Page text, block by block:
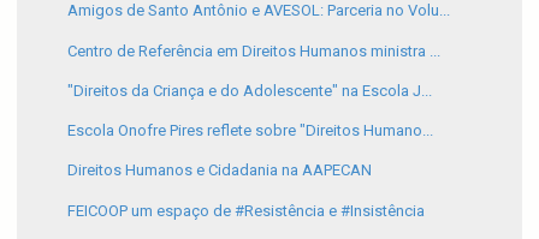
Amigos de Santo Antônio e AVESOL: Parceria no Volu...
Centro de Referência em Direitos Humanos ministra ...
"Direitos da Criança e do Adolescente" na Escola J...
Escola Onofre Pires reflete sobre "Direitos Humano...
Direitos Humanos e Cidadania na AAPECAN
FEICOOP um espaço de #Resistência e #Insistência